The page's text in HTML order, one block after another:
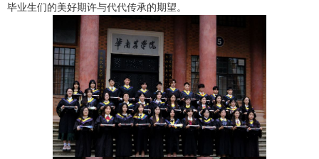
毕业生们的美好期许与代代传承的期望。